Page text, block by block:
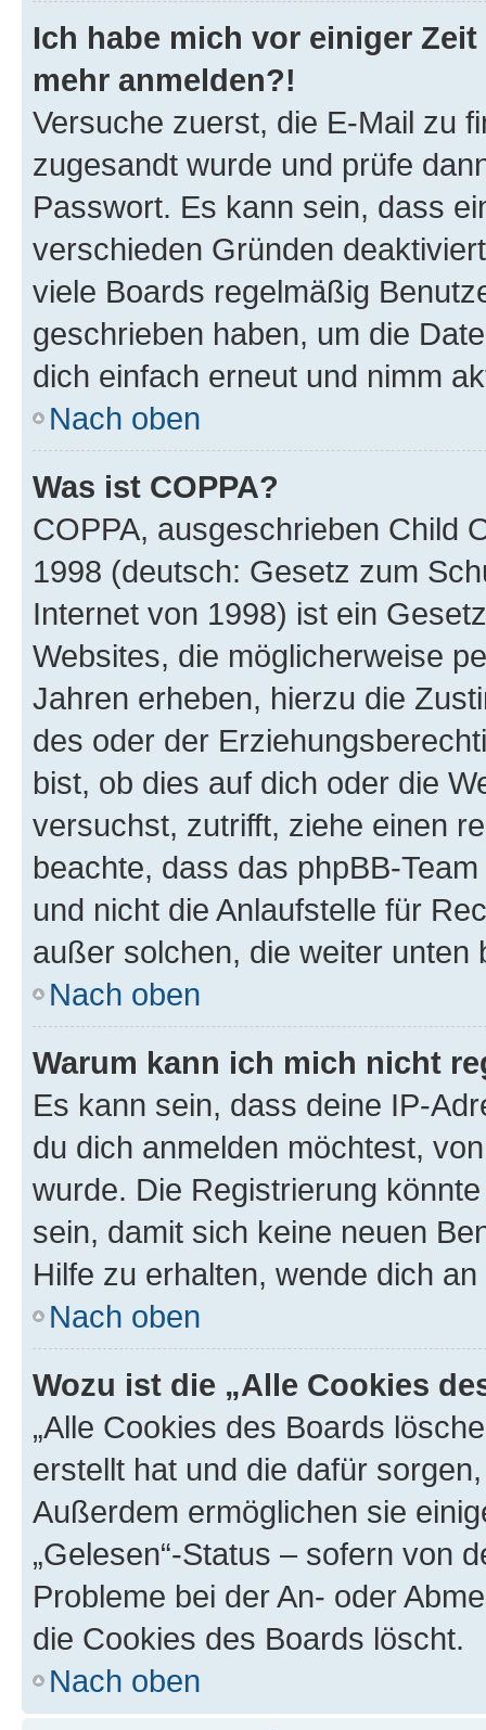
Ich habe mich vor einiger
mehr anmelden?!
Versuche zuerst, die E-Mail zu
zugesandt wurde und prüfe
Passwort. Es kann sein, dass
verschieden Gründen
viele Boards regelmäßig
geschrieben haben, um die
dich einfach erneut und nimm
Nach oben
Was ist COPPA?
COPPA, ausgeschrieben Child
1998 (deutsch: Gesetz zum
Internet von 1998) ist ein
Websites, die möglicherweise
Jahren erheben, hierzu die
des oder der
bist, ob dies auf dich oder die
versuchst, zutrifft, ziehe einen
beachte, dass das phpBB-
und nicht die Anlaufstelle für
außer solchen, die weiter unten
Nach oben
Warum kann ich mich nicht
Es kann sein, dass deine IP-
du dich anmelden möchtest,
wurde. Die Registrierung
sein, damit sich keine neuen
Hilfe zu erhalten, wende dich
Nach oben
Wozu ist die „Alle Cookies
„Alle Cookies des Boards
erstellt hat und die dafür
Außerdem ermöglichen sie
„Gelesen“-Status – sofern von
Probleme bei der An- oder
die Cookies des Boards löscht.
Nach oben